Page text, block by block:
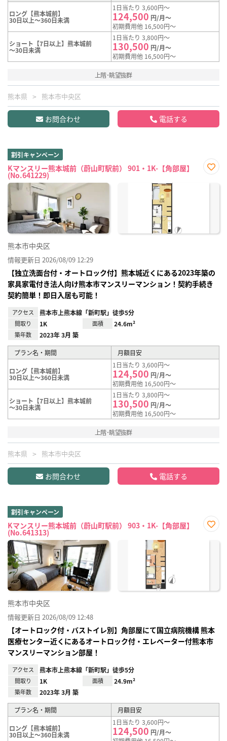
ロング【熊本城前】
30日以上～360日未満
1日当たり 3,600円～
124,500 円/月～
初期費用他 16,500円～
ショート【7日以上】熊本城前
～30日未満
1日当たり 3,800円～
130,500 円/月～
初期費用他 16,500円～
上階･眺望抜群
熊本県 熊本市中央区
お問合わせ 電話する
割引キャンペーン
Kマンスリー熊本城前（蔚山町駅前） 901・1K-【角部屋】
(No.641229)
に入
熊本市中央区
情報更新日 2026/08/09 12:29
【独立洗面台付・オートロック付】熊本城近くにある2023年築の
家具家電付き法人向け熊本市マンスリーマンション！契約手続き
契約簡単！即日入居も可能！
アクセス 熊本市上熊本線「新町駅」徒歩5分
間取り 1K 面積 24.6m²
築年数 2023年 3月 築
プラン名・期間 月額目安
ロング【熊本城前】
30日以上～360日未満
1日当たり 3,600円～
124,500 円/月～
初期費用他 16,500円～
ショート【7日以上】熊本城前
～30日未満
1日当たり 3,800円～
130,500 円/月～
初期費用他 16,500円～
上階･眺望抜群
熊本県 熊本市中央区
お問合わせ 電話する
割引キャンペーン
Kマンスリー熊本城前（蔚山町駅前） 903・1K-【角部屋】
(No.641313)
に入
熊本市中央区
情報更新日 2026/08/09 12:48
【オートロック付・バストイレ別】角部屋にて国立病院機構 熊本
医療センター近くにあるオートロック付・エレベーター付熊本市
マンスリーマンション部屋！
アクセス 熊本市上熊本線「新町駅」徒歩5分
間取り 1K 面積 24.9m²
築年数 2023年 3月 築
プラン名・期間 月額目安
ロング【熊本城前】
30日以上～360日未満
1日当たり 3,600円～
124,500 円/月～